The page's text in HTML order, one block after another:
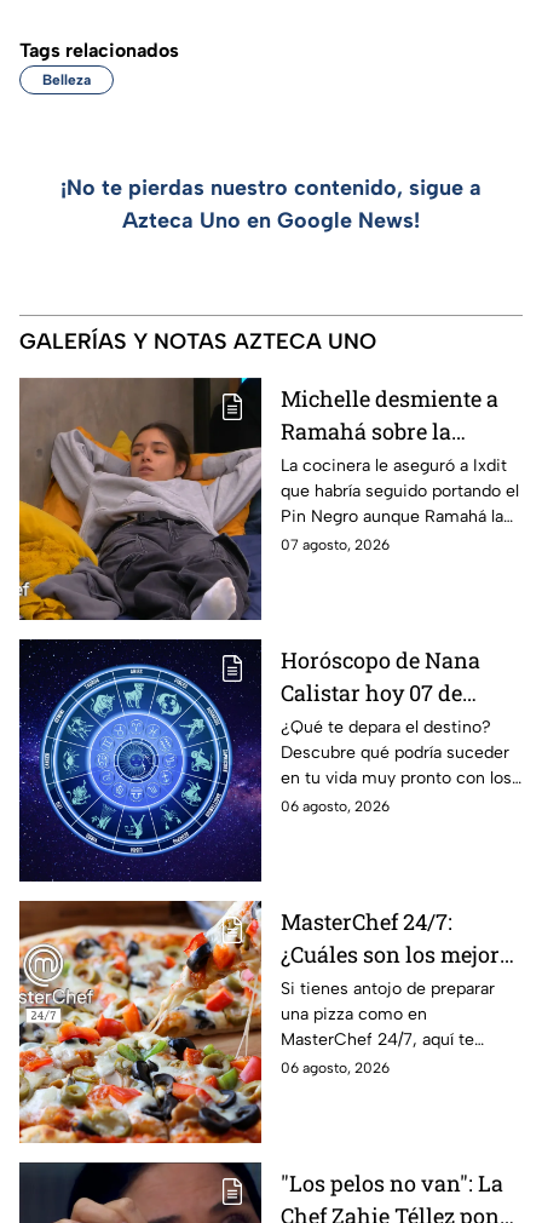
Tags relacionados
Belleza
¡No te pierdas nuestro contenido, sigue a
Azteca Uno en Google News!
GALERÍAS Y NOTAS AZTECA UNO
Michelle desmiente a
Ramahá sobre la
designación del Pin
Negro a un integrante
de las "Divas" en
MasterChef 24/7
La cocinera le aseguró a Ixdit
que habría seguido portando el
Pin Negro aunque Ramahá la
hubiera subido al balcón
07 agosto, 2026
Horóscopo de Nana
Calistar hoy 07 de
agosto; estos signos
podrían dejar de estar
solteros más pronto de
lo que imaginan y
¿Qué te depara el destino?
Descubre qué podría suceder
en tu vida muy pronto con los
horóscopos de Nana Calistar;
06 agosto, 2026
MasterChef 24/7:
¿Cuáles son los mejores
quesos para preparar
pizza en casa?
Si tienes antojo de preparar
una pizza como en
MasterChef 24/7, aquí te
contamos todo lo que debes
06 agosto, 2026
"Los pelos no van": La
Chef Zahie Téllez pone